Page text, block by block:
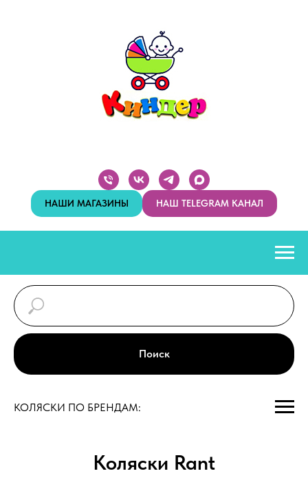
НАШИ МАГАЗИНЫ НАШ TELEGRAM КАНАЛ
Поиск
КОЛЯСКИ ПО БРЕНДАМ:
Коляски Rant